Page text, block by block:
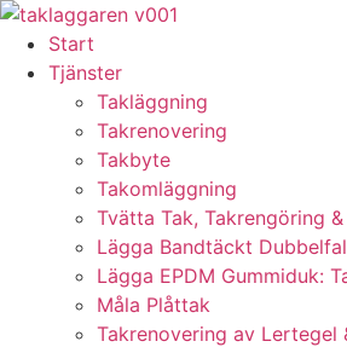
Skip
content
Start
Tjänster
Takläggning
Takrenovering
Takbyte
Takomläggning
Tvätta Tak, Takrengöring
Lägga Bandtäckt
Lägga EPDM Gummiduk:
Måla Plåttak
Takrenovering av Lertegel